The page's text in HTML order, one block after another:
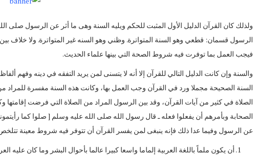
ولذلك كان القرآن الدليل الأول المثبت للحكم ويليه السنة وهى ما أثر عن الرسول
الرسول قسمان: قطعي وهو السنة المتواترة. وظني وهو السنه غير المتواترة. ولا خلاف بين
فيجب العمل بما توفرت فيه شروط الصحة التي بينها علماء الحديث.
والسنة وإن كانت الدليل التالي للقرآن إلا أنه لا يتسنى لمن يريد التفقه في دينه وفهم
السنة الصحيحة مجملا ورد في القرآن وجب العمل بها، وكانت هذه السنة مفسرة للمراد
الصلاة في كثير من آيات القرآن، وقد بين الرسول المراد من الصلاة التي فرضت
الصحابة وبأمرهم أن يفعلوا فعله ـ قال رسول الله صلى الله عليه وسلم [ صلوا كما
عن الرسول وفيما عدا ذلك فإنه ينبغى لمن يفسر القرآن أن تتوفر فيه شروط معينة
أن يكون ملماً باللغة العربية إلماما واسعا كبيرا عالما بأحوال البشر وما كان